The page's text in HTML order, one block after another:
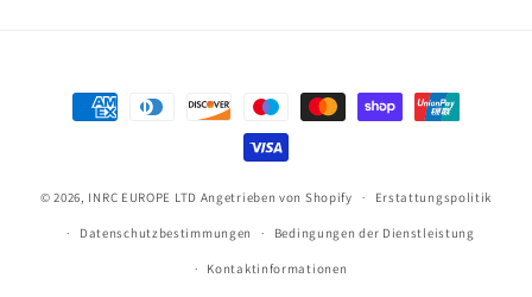
Zahlungsmöglichkeiten
© 2026, INRC EUROPE LTD Angetrieben von Shopify Erstattungspolitik
Datenschutzbestimmungen Bedingungen der Dienstleistung
Kontaktinformationen